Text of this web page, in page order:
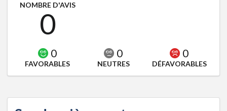
NOMBRE D'AVIS
0
0
FAVORABLES
0
NEUTRES
0
DÉFAVORABLES